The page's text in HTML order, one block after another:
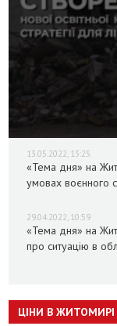
13.05.2022, 13:25
«Тема дня» на
умовах воєнного
29.04.2022, 10:59
«Тема дня» на
про ситуацію в
ЦІНИ В ЖИТОМИРІ